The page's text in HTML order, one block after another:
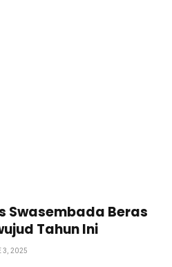
Swasembada Beras
Tahun Ini
3, 2025